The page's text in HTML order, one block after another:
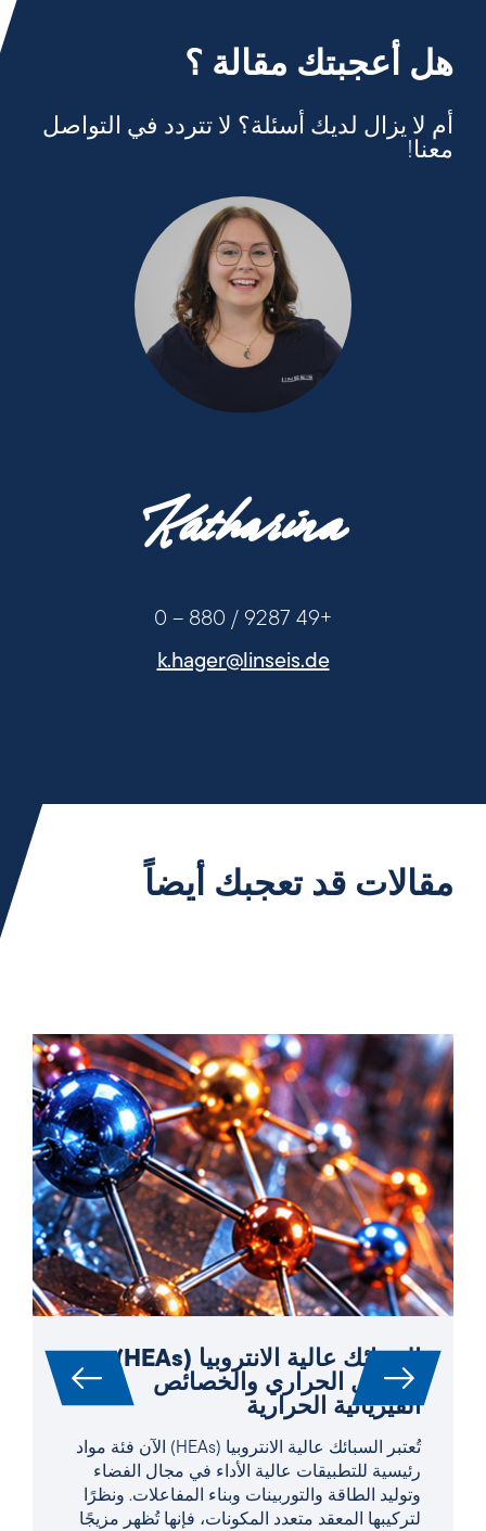
هل أعجبتك مقالة ؟
أم لا يزال لديك أسئلة؟ لا تتردد في التواصل
معنا!
Katharina
+49 9287 / 880 – 0
k.hager@linseis.de
مقالات قد تعجبك أيضاً
السبائك عالية الانتروبيا (HEAs):
التحليل الحراري والخصائص
الفيزيائية الحرارية
تُعتبر السبائك عالية الانتروبيا (HEAs) الآن فئة مواد
رئيسية للتطبيقات عالية الأداء في مجال الفضاء
وتوليد الطاقة والتوربينات وبناء المفاعلات. ونظرًا
لتركيبها المعقد متعدد المكونات، فإنها تُظهر مزيجًا